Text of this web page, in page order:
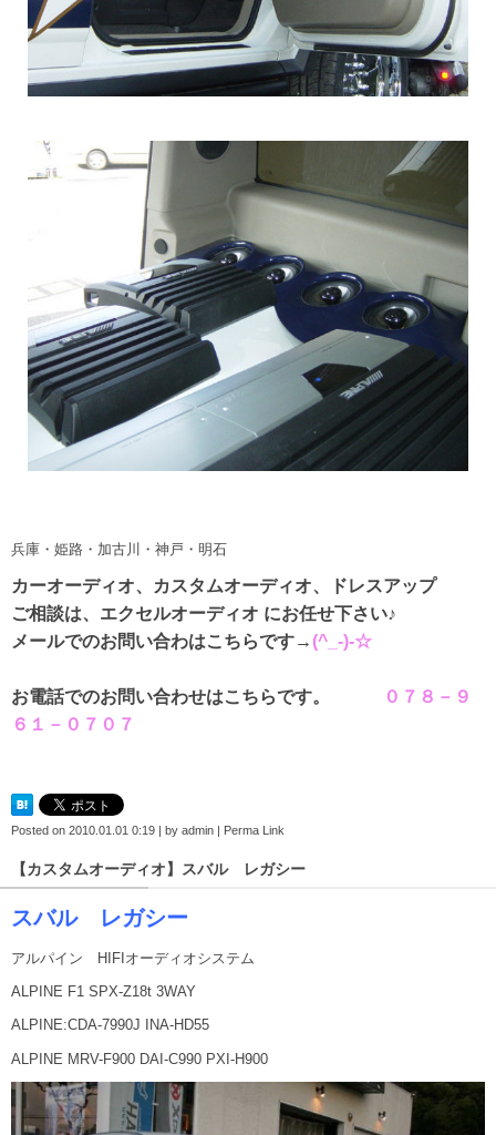
兵庫・姫路・加古川・神戸・明石
カーオーディオ、カスタムオーディオ、ドレスアップ
ご相談は、エクセルオーディオ にお任せ下さい♪
メールでのお問い合わはこちらです→(^_-)-☆
お電話でのお問い合わせはこちらです。
０７８－９
６１－０７０７
Posted on 2010.01.01 0:19 by admin Perma Link
【カスタムオーディオ】スバル レガシー
スバル レガシー
アルパイン HIFIオーディオシステム
ALPINE F1 SPX-Z18t 3WAY
ALPINE:CDA-7990J INA-HD55
ALPINE MRV-F900 DAI-C990 PXI-H900